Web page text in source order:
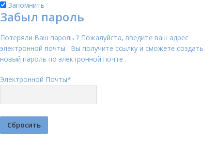
Запомнить
Забыл пароль
Потеряли Ваш пароль ? Пожалуйста, введите ваш адрес
электронной почты . Вы получите ссылку и сможете создать
новый пароль по электронной почте .
Электронной Почты*